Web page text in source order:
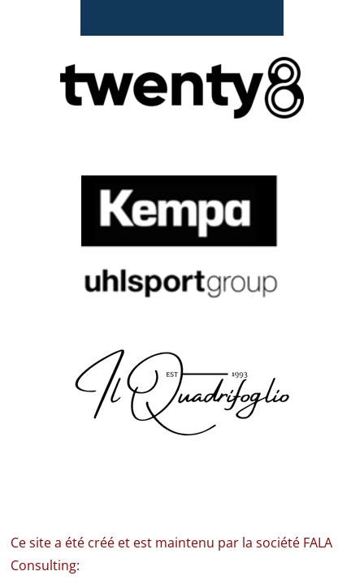
Ce site a été créé et est maintenu par la société FALA
Consulting: